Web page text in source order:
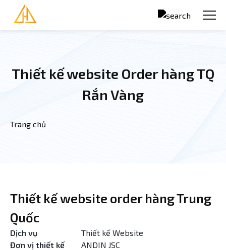
Nhảy đến nội dung
Thiết kế website Order hàng TQ
Rắn Vàng
Bạn đang ở đây
Trang chủ
Thiết kế website order hàng Trung
Quốc
Dịch vụ
Thiết kế Website
Đơn vị thiết kế
ANDIN JSC